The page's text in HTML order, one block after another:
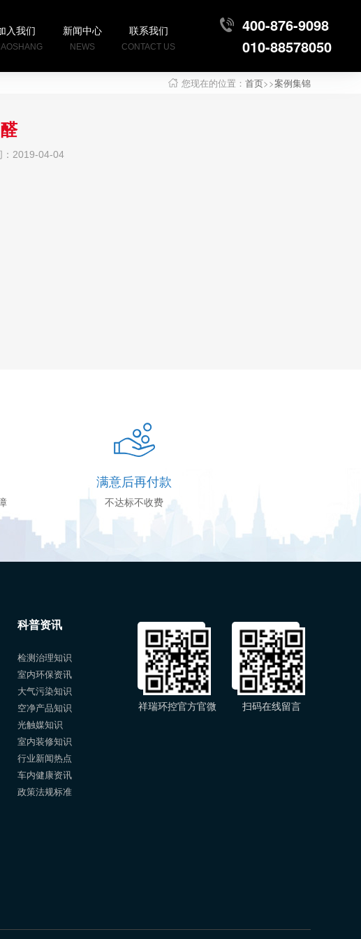
入我们 新闻中心
NEWS
联系我们
CONTACT US
400-876-9098
010-88578050
您现在的位置： 首页>>案例集锦
：2019-04-04
满意后再付款
不达标不收费
科普资讯
检测治理知识
室内环保资讯
大气污染知识
空净产品知识
光触媒知识
室内装修知识
行业新闻热点
车内健康资讯
政策法规标准
扫码在线留言
祥瑞环控官方官微